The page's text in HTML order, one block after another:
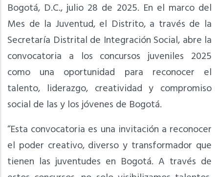
Bogotá, D.C., julio 28 de 2025. En el marco del
Mes de la Juventud, el Distrito, a través de la
Secretaría Distrital de Integración Social, abre la
convocatoria a los concursos juveniles 2025
como una oportunidad para reconocer el
talento, liderazgo, creatividad y compromiso
social de las y los jóvenes de Bogotá.
“Esta convocatoria es una invitación a reconocer
el poder creativo, diverso y transformador que
tienen las juventudes en Bogotá. A través de